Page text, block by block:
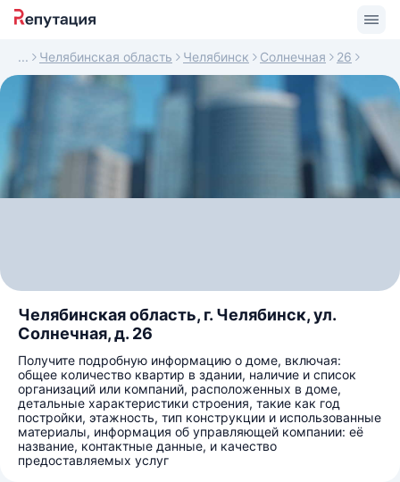
Челябинская область Челябинск Солнечная 26
Челябинская область, г. Челябинск, ул.
Солнечная, д. 26
Получите подробную информацию о доме, включая:
общее количество квартир в здании, наличие и список
организаций или компаний, расположенных в доме,
детальные характеристики строения, такие как год
постройки, этажность, тип конструкции и использованные
материалы, информация об управляющей компании: её
название, контактные данные, и качество
предоставляемых услуг